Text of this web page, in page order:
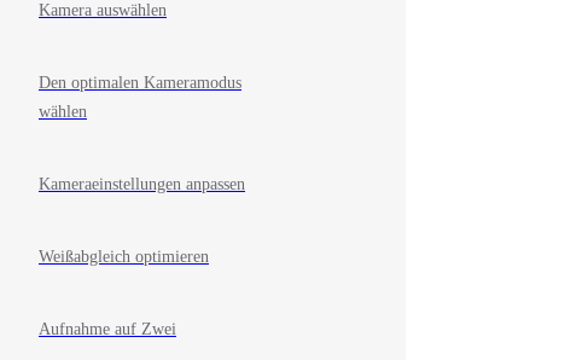
Kamera auswählen
Den optimalen Kameramodus
wählen
Kameraeinstellungen anpassen
Weißabgleich optimieren
Aufnahme auf Zwei